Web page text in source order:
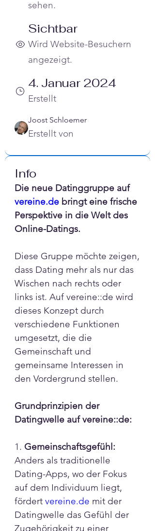
sehen.
Sichtbar
Wird Website-Besuchern
angezeigt.
4. Januar 2024
Erstellt
Joost Schloemer
Erstellt von
Info
Die neue Datinggruppe auf
vereine.de bringt eine frische
Perspektive in die Welt des
Online-Datings.
Diese Gruppe möchte zeigen,
dass Dating mehr als nur das
Wischen nach rechts oder
links ist. Auf vereine::de wird
dieses Konzept durch
verschiedene Funktionen
umgesetzt, die die
Gemeinschaft und
gemeinsame Interessen in
den Vordergrund stellen.
Grundprinzipien der
Datingwelle auf vereine::de:
1. Gemeinschaftsgefühl:
Anders als traditionelle
Dating-Apps, wo der Fokus
auf dem Individuum liegt,
fördert vereine.de mit der
Datingwelle das Gefühl der
Zugehörigkeit zu einer